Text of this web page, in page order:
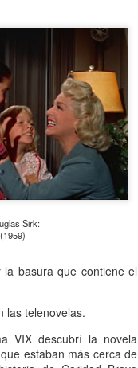
Sirk:
basura que contiene el
las telenovelas.
VIXdescubrí la novela
estaban más cerca de